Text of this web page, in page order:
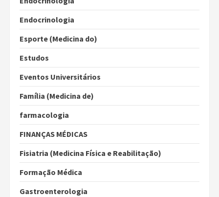
Endocrinologia
Esporte (Medicina do)
Estudos
Eventos Universitários
Família (Medicina de)
farmacologia
FINANÇAS MÉDICAS
Fisiatria (Medicina Física e Reabilitação)
Formação Médica
Gastroenterologia